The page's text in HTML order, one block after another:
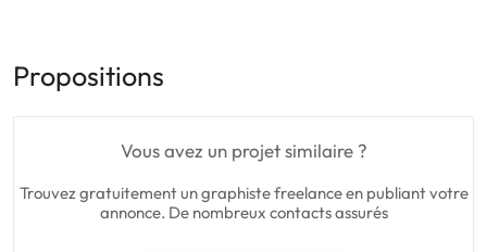
Propositions
Vous avez un projet similaire ?
Trouvez gratuitement un graphiste freelance en publiant votre
annonce. De nombreux contacts assurés